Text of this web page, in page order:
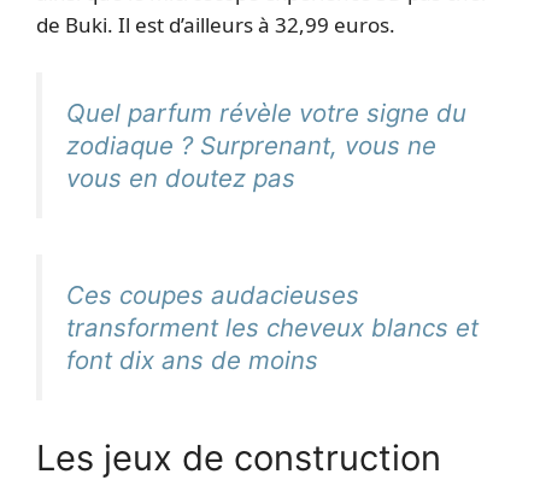
de Buki. Il est d’ailleurs à 32,99 euros.
Quel parfum révèle votre signe du
zodiaque ? Surprenant, vous ne
vous en doutez pas
Ces coupes audacieuses
transforment les cheveux blancs et
font dix ans de moins
Les jeux de construction